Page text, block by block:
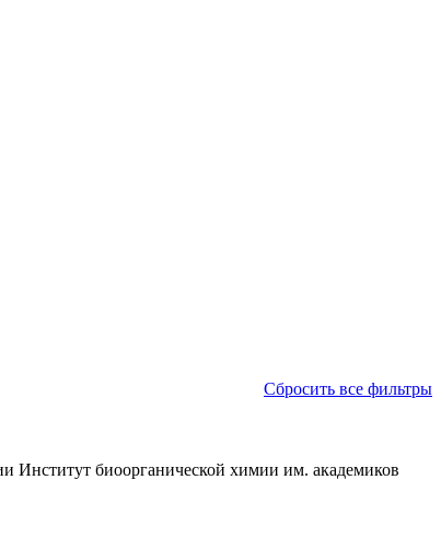
Сбросить все фильтры
Институт биоорганической химии им. академиков